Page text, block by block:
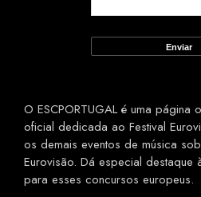
O ESCPORTUGAL é uma página
oficial dedicada ao Festival
os demais eventos de música
Eurovisão. Dá especial destaque
para esses concursos europeus.